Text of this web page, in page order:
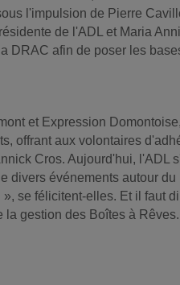
l'impulsion de Pierre
de l'ADL et Maria
DRAC afin de poser les
et Expression
offrant aux volontaires
Cros. Aujourd'hui, l'ADL
divers événements autour du
se félicitent-elles. Et il faut
gestion des Boîtes à